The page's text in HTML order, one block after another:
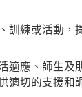
訓練或活動，
適應、師生及
適切的支援和